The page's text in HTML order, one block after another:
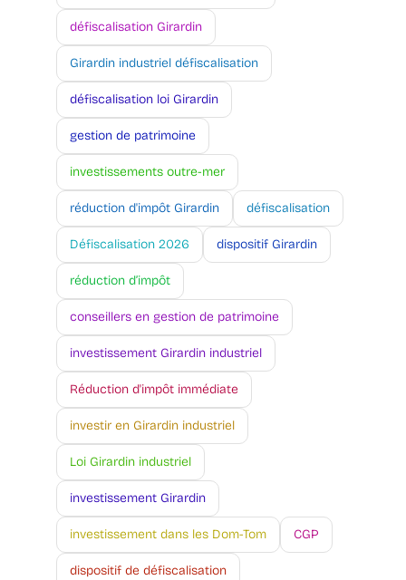
défiscalisation Girardin
Girardin industriel défiscalisation
défiscalisation loi Girardin
gestion de patrimoine
investissements outre-mer
réduction d'impôt Girardin défiscalisation
Défiscalisation 2026 dispositif Girardin
réduction d’impôt
conseillers en gestion de patrimoine
investissement Girardin industriel
Réduction d'impôt immédiate
investir en Girardin industriel
Loi Girardin industriel
investissement Girardin
investissement dans les Dom-Tom CGP
dispositif de défiscalisation